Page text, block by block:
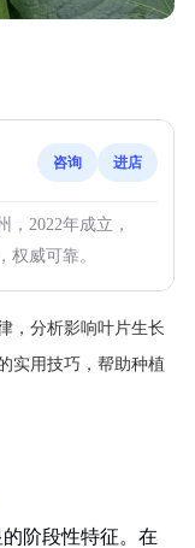
咨询 进店
2022年成立，
权威可靠。
，分析影响叶片生长
实用技巧，帮助种植
阶段性特征。在